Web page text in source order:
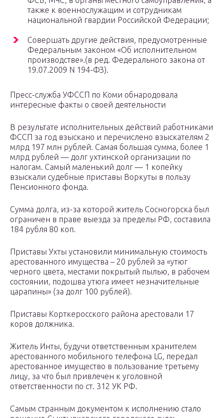
также к военнослужащим и сотрудникам
национальной гвардии Российской Федерации;
Совершать другие действия, предусмотренные
Федеральным законом «Об исполнительном
производстве».(в ред. Федерального закона от
19.07.2009 N 194-ФЗ).
Пресс-служба УФССП по Коми обнародовала
интересные факты о своей деятельности
В результате исполнительных действий работниками
ФССП за год взыскано и перечислено взыскателям 2
млрд 197 млн рублей. Самая большая сумма, более 1
млрд рублей — долг ухтинской организации по
налогам. Самый маленький долг — 1 копейку
взыскали судебные приставы Воркуты в пользу
Пенсионного фонда.
Сумма долга, из-за которой житель Сосногорска был
ограничен в праве выезда за пределы РФ, составила
184 рубля 80 коп.
Приставы Ухты установили минимальную стоимость
арестованного имущества – 20 рублей за «утюг
черного цвета, местами покрытый пылью, в рабочем
состоянии, подошва утюга имеет незначительные
царапины» (за долг 100 рублей).
Приставы Корткеросского района арестовали 17
коров должника.
Житель Инты, будучи ответственным хранителем
арестованного мобильного телефона LG, передал
арестованное имущество в пользование третьему
лицу, за что был привлечен к уголовной
ответственности по ст. 312 УК РФ.
Самым странным документом к исполнению стало